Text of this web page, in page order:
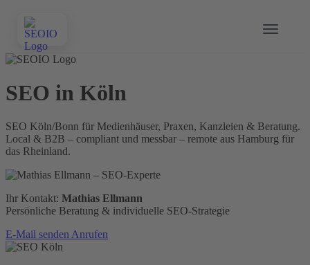
SEO in Köln
SEO Köln/Bonn für Medienhäuser, Praxen, Kanzleien & Beratung.
Local & B2B – compliant und messbar – remote aus Hamburg für
das Rheinland.
Ihr Kontakt: Mathias Ellmann
Persönliche Beratung & individuelle SEO-Strategie
E-Mail sendenAnrufen